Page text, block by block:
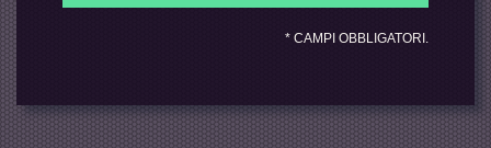
* CAMPI OBBLIGATORI.